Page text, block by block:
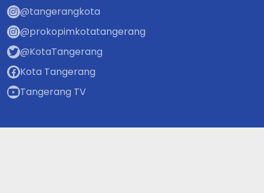
@tangerangkota
@prokopimkotatangerang
@KotaTangerang
Kota Tangerang
Tangerang TV